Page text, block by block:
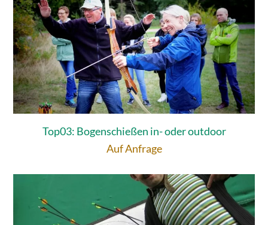
Top03: Bogenschießen in- oder outdoor
Auf Anfrage